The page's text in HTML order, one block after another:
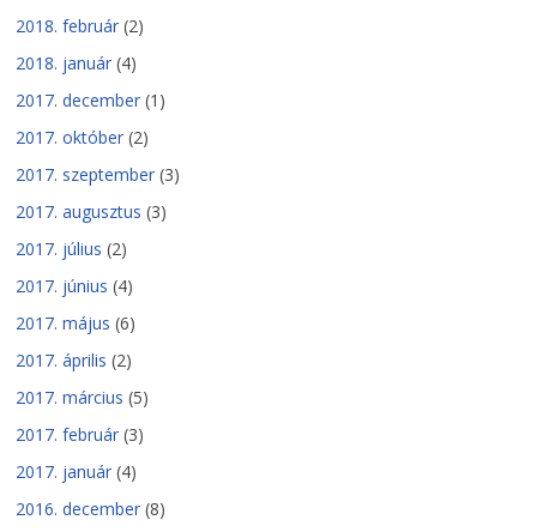
2018. február (2)
2018. január (4)
2017. december (1)
2017. október (2)
2017. szeptember (3)
2017. augusztus (3)
2017. július (2)
2017. június (4)
2017. május (6)
2017. április (2)
2017. március (5)
2017. február (3)
2017. január (4)
2016. december (8)